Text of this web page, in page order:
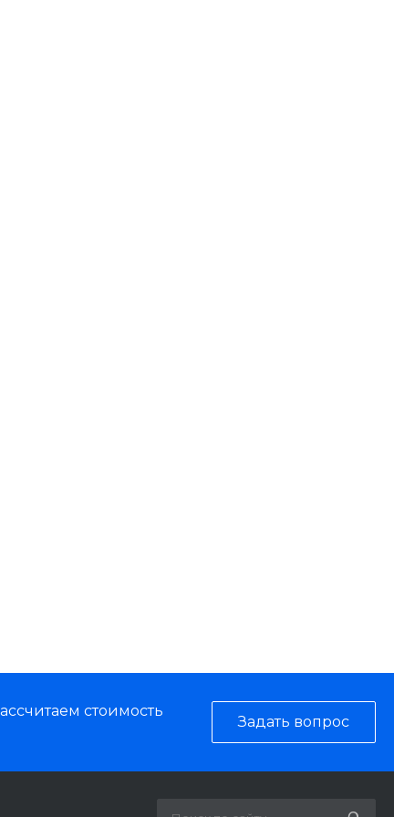
стоимость
Задать вопрос